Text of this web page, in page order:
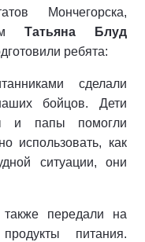
Мончегорска,
Татьяна Блуд
ребята:
сделали
бойцов. Дети
и папы помогли
использовать, как
ситуации, они
также передали на
питания.